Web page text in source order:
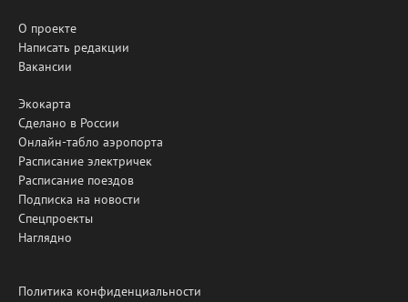
О проекте
Написать редакции
Вакансии
Экокарта
Сделано в России
Онлайн-табло аэропорта
Расписание электричек
Расписание поездов
Подписка на новости
Спецпроекты
Наглядно
Политика конфиденциальности